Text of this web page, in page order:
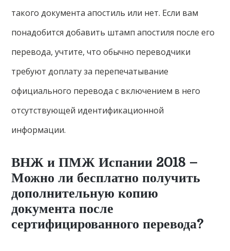
такого документа апостиль или нет. Если вам
понадобится добавить штамп апостиля после его
перевода, учтите, что обычно переводчики
требуют доплату за перепечатывание
официального перевода с включением в него
отсутствующей идентификационной
информации.
ВНЖ и ПМЖ Испании 2018 –
Можно ли бесплатно получить
дополнительную копию
документа после
сертифицированного перевода?